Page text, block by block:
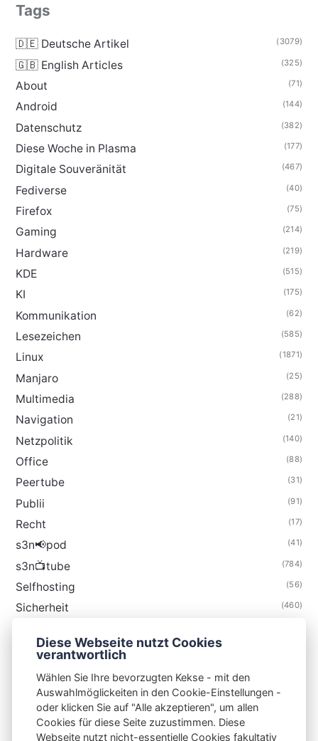
Tags
🇩🇪 Deutsche Artikel (3079)
🇬🇧 English Articles (325)
About (71)
Android (144)
Datenschutz (382)
Diese Woche in Plasma (177)
Digitale Souveränität (467)
Fediverse (40)
Firefox (75)
Gaming (214)
Hardware (219)
KDE (515)
KI (175)
Kommunikation (62)
Lesezeichen (585)
Linux (1871)
Manjaro (25)
Multimedia (288)
Navigation (21)
Netzpolitik (140)
Office (88)
Peertube (31)
Publii (91)
Recht (17)
s3n📢pod (41)
s3n📺tube (784)
Selfhosting (56)
Sicherheit (460)
Thunderbird
S3N🧩NET
Diese Webseite nutzt Cookies
verantwortlich
Wählen Sie Ihre bevorzugten Kekse - mit den
Auswahlmöglickeiten in den Cookie-Einstellungen -
oder klicken Sie auf "Alle akzeptieren", um allen
Cookies für diese Seite zuzustimmen. Diese
Webseite nutzt nicht-essentielle Cookies fakultativ